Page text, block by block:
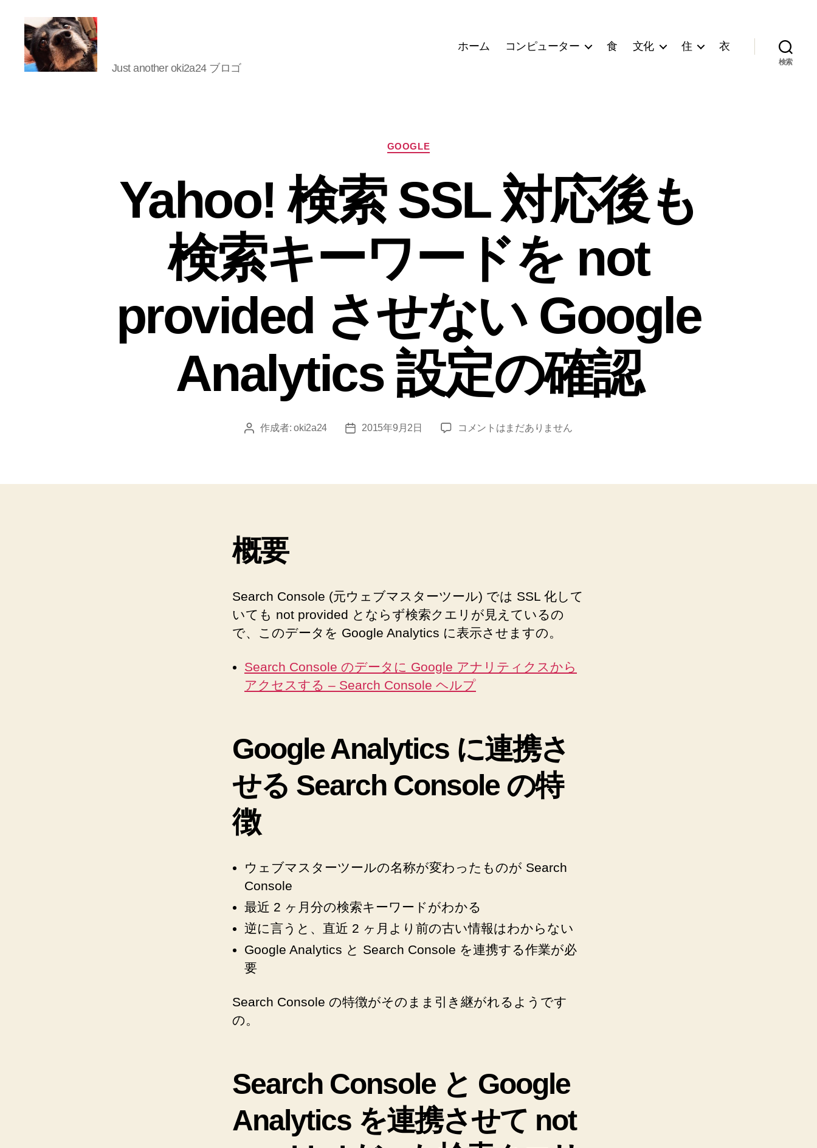
Just another oki2a24 ブロゴ
ホーム コンピューター 食 文化 住 衣
検索
カ
テ
リ
ー
GOOGLE
Yahoo! 検索 SSL 対応後も
検索キーワードを not
provided させない Google
Analytics 設定の確認
投
作成者:oki2a24
投
2015年9月2日
Yahoo!
対
ワ
ー
ド
not
provided
さ
Google
Analytics
設
定
の
コメントはまだありません
概要
Search Console (元ウェブマスターツール) では SSL 化して
いても not provided とならず検索クエリが見えているの
で、このデータを Google Analytics に表示させますの。
Search Console のデータに Google アナリティクスから
アクセスする – Search Console ヘルプ
Google Analytics に連携さ
せる Search Console の特
徴
ウェブマスターツールの名称が変わったものが Search
Console
最近 2 ヶ月分の検索キーワードがわかる
逆に言うと、直近 2 ヶ月より前の古い情報はわからない
Google Analytics と Search Console を連携する作業が必
要
Search Console の特徴がそのまま引き継がれるようです
の。
Search Console と Google
Analytics を連携させて not